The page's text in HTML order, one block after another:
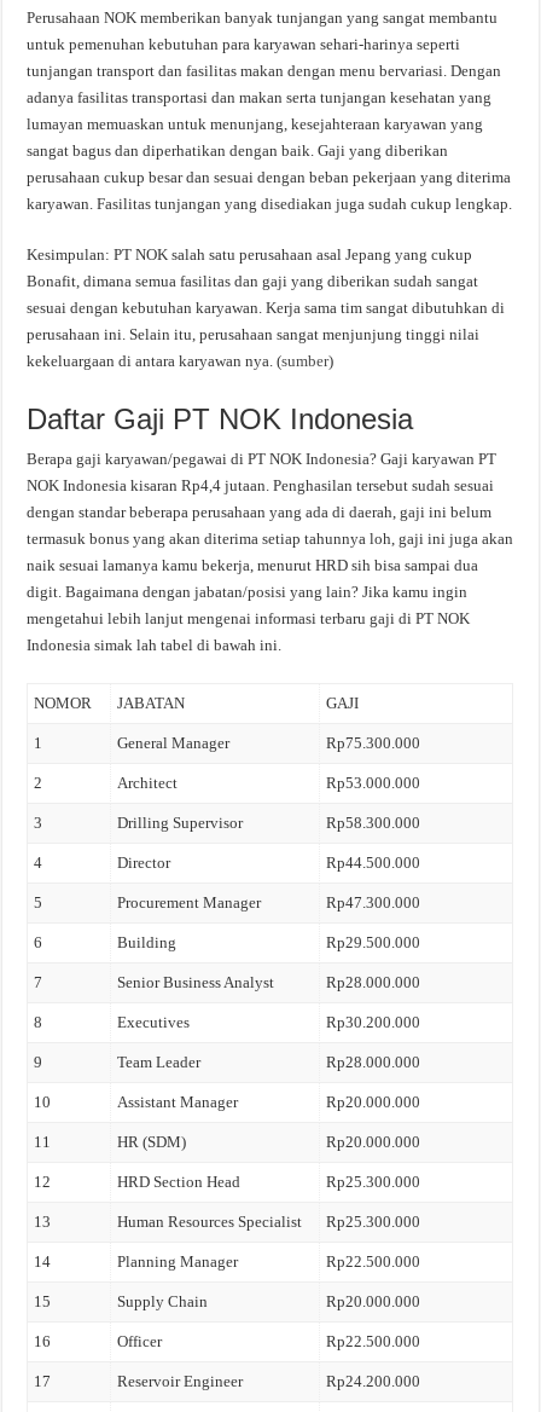
Perusahaan NOK memberikan banyak tunjangan yang sangat membantu
untuk pemenuhan kebutuhan para karyawan sehari-harinya seperti
tunjangan transport dan fasilitas makan dengan menu bervariasi. Dengan
adanya fasilitas transportasi dan makan serta tunjangan kesehatan yang
lumayan memuaskan untuk menunjang, kesejahteraan karyawan yang
sangat bagus dan diperhatikan dengan baik. Gaji yang diberikan
perusahaan cukup besar dan sesuai dengan beban pekerjaan yang diterima
karyawan. Fasilitas tunjangan yang disediakan juga sudah cukup lengkap.
Kesimpulan: PT NOK salah satu perusahaan asal Jepang yang cukup
Bonafit, dimana semua fasilitas dan gaji yang diberikan sudah sangat
sesuai dengan kebutuhan karyawan. Kerja sama tim sangat dibutuhkan di
perusahaan ini. Selain itu, perusahaan sangat menjunjung tinggi nilai
kekeluargaan di antara karyawan nya. (sumber)
Daftar Gaji PT NOK Indonesia
Berapa gaji karyawan/pegawai di PT NOK Indonesia? Gaji karyawan PT
NOK Indonesia kisaran Rp4,4 jutaan. Penghasilan tersebut sudah sesuai
dengan standar beberapa perusahaan yang ada di daerah, gaji ini belum
termasuk bonus yang akan diterima setiap tahunnya loh, gaji ini juga akan
naik sesuai lamanya kamu bekerja, menurut HRD sih bisa sampai dua
digit. Bagaimana dengan jabatan/posisi yang lain? Jika kamu ingin
mengetahui lebih lanjut mengenai informasi terbaru gaji di PT NOK
Indonesia simak lah tabel di bawah ini.
NOMOR JABATAN GAJI
1 General Manager Rp75.300.000
2 Architect Rp53.000.000
3 Drilling Supervisor Rp58.300.000
4 Director Rp44.500.000
5 Procurement Manager Rp47.300.000
6 Building Rp29.500.000
7 Senior Business Analyst Rp28.000.000
8 Executives Rp30.200.000
9 Team Leader Rp28.000.000
10 Assistant Manager Rp20.000.000
11 HR (SDM) Rp20.000.000
12 HRD Section Head Rp25.300.000
13 Human Resources Specialist Rp25.300.000
14 Planning Manager Rp22.500.000
15 Supply Chain Rp20.000.000
16 Officer Rp22.500.000
17 Reservoir Engineer Rp24.200.000